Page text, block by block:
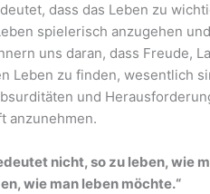
dass das Leben zu
spielerisch anzugehen
uns daran, dass Freude,
Leben zu finden, wesentlich
und
anzunehmen.
nicht, so zu leben, wie
wie man leben möchte.“